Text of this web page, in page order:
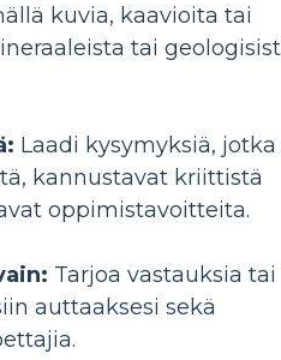
kuvia, kaavioita tai
tai
Laadi kysymyksiä, jotka
kannustavat kriittistä
oppimistavoitteita.
Tarjoa vastauksia tai
auttaaksesi sekä